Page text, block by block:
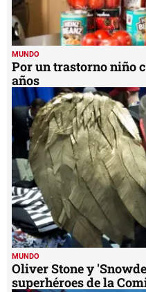
MUNDO
Por un trastorno niño
años
MUNDO
Oliver Stone y
superhéroes de la